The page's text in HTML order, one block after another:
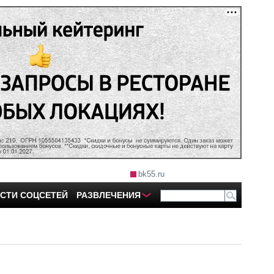
bk55.ru
СОЦСЕТЕЙ РАЗВЛЕЧЕНИЯ